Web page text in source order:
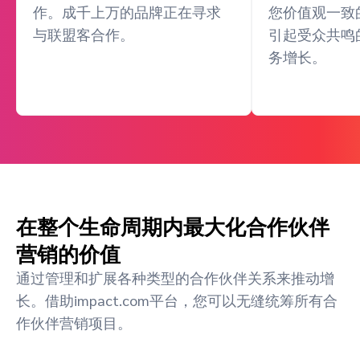
作。成千上万的品牌正在寻求
与联盟客合作。
您价值观一
引起受众共
务增长。
在整个生命周期内最大化合作伙伴
营销的价值
通过管理和扩展各种类型的合作伙伴关系来推动增
长。借助impact.com平台，您可以无缝统筹所有合
作伙伴营销项目。